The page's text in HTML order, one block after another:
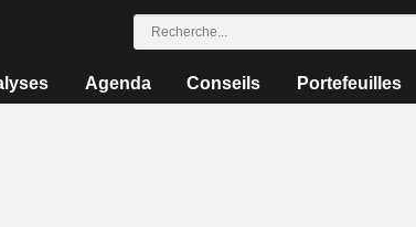
Agenda Conseils Portefeuilles